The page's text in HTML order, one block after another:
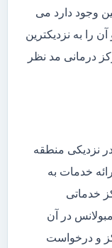
وجود دارد می
را به نزدیکترین
درمانی مد نظر
نزدیکی منطقه
خدمات به
خدماتی
در آن
و درخواست